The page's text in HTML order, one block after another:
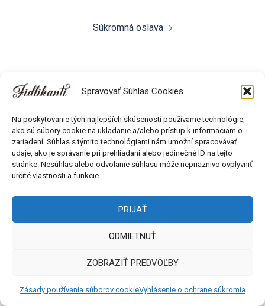
Spravovať Súhlas Cookies
Na poskytovanie tých najlepších skúseností používame technológie,
ako sú súbory cookie na ukladanie a/alebo prístup k informáciám o
zariadení. Súhlas s týmito technológiami nám umožní spracovávať
údaje, ako je správanie pri prehliadaní alebo jedinečné ID na tejto
stránke. Nesúhlas alebo odvolanie súhlasu môže nepriaznivo ovplyvniť
určité vlastnosti a funkcie.
PRIJAŤ
ODMIETNUŤ
ZOBRAZIŤ PREDVOĽBY
Zásady používania súborov cookieVyhlásenie o ochrane súkromia
Súkromná oslava
Všetky práva vyhradené © 2018 - 2026 Fidlikanti. Web od
Môlča records s.r.o.